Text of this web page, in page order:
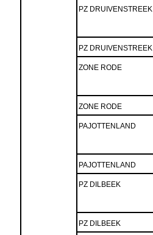
PZ DRUIVENSTREEK
PZ DRUIVENSTREEK
ZONE RODE
ZONE RODE
PAJOTTENLAND
PAJOTTENLAND
PZ DILBEEK
PZ DILBEEK